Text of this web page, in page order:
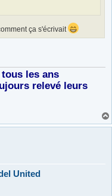
ça s'écrivait
les ans
relevé leurs
United